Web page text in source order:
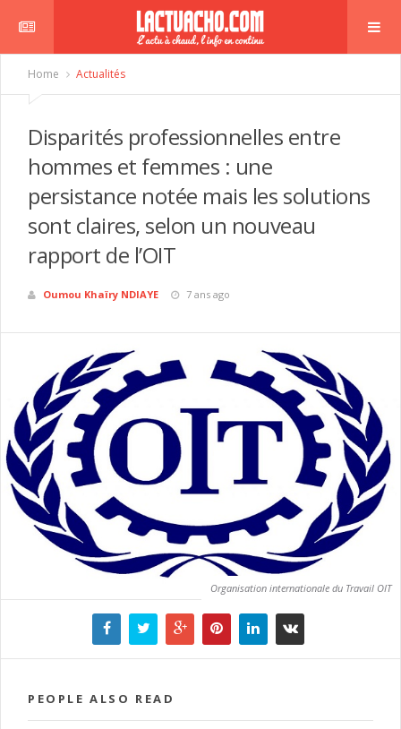
Home Actualités
Disparités professionnelles entre
hommes et femmes : une
persistance notée mais les solutions
sont claires, selon un nouveau
rapport de l’OIT
Oumou Khaïry NDIAYE 7 ans ago
Organisation internationale du Travail OIT
PEOPLE ALSO READ